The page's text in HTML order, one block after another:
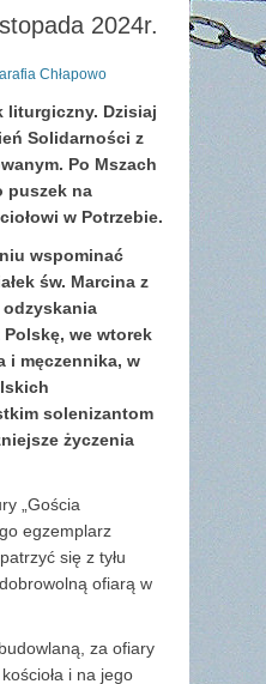
2024r.
Chłapowo
liturgiczny. Dzisiaj
Solidarności z
Po Mszach
na
w Potrzebie.
wspominać
św. Marcina z
odzyskania
we wtorek
i męczennika, w
solenizantom
życzenia
„Gościa
egzemplarz
się z tyłu
ofiarą w
za ofiary
i na jego